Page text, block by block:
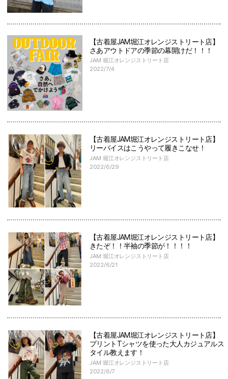
【古着屋JAM堀江オレンジストリート店】
さあアウトドアの季節の幕開けだ！！！
JAM 堀江オレンジストリート店
2022/7/4
【古着屋JAM堀江オレンジストリート店】
リーバイスはこうやって履きこなせ！
JAM 堀江オレンジストリート店
2022/6/29
【古着屋JAM堀江オレンジストリート店】
きたぞ！！半袖の季節が！！！！
JAM 堀江オレンジストリート店
2022/6/21
【古着屋JAM堀江オレンジストリート店】
プリントTシャツを使った大人カジュアルス
タイル教えます！
JAM 堀江オレンジストリート店
2022/6/7